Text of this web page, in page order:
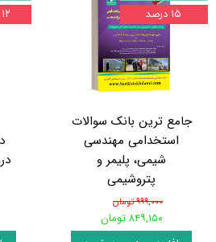
جامع ترین بانک سوالات
استخدامی مهندسی
شیمی، پلیمر و
پتروشیمی
۹۹۹,۰۰۰ تومان
۸۴۹,۱۵۰ تومان
۱۵ درصد
۱۲ درصد